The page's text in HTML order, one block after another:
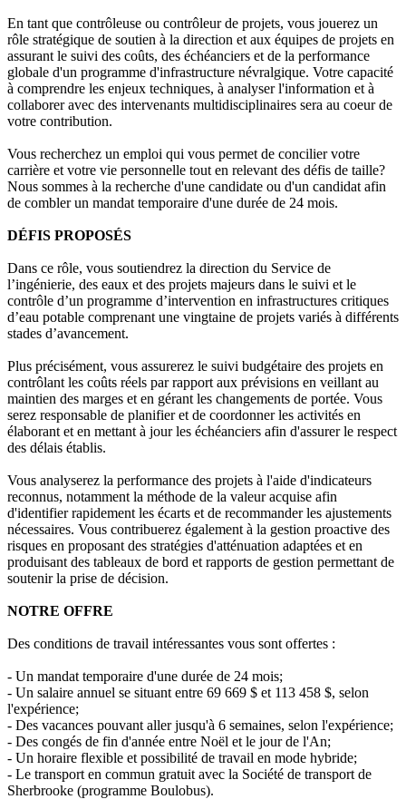
En tant que contrôleuse ou contrôleur de projets, vous jouerez un
rôle stratégique de soutien à la direction et aux équipes de projets en
assurant le suivi des coûts, des échéanciers et de la performance
globale d'un programme d'infrastructure névralgique. Votre capacité
à comprendre les enjeux techniques, à analyser l'information et à
collaborer avec des intervenants multidisciplinaires sera au coeur de
votre contribution.
Vous recherchez un emploi qui vous permet de concilier votre
carrière et votre vie personnelle tout en relevant des défis de taille?
Nous sommes à la recherche d'une candidate ou d'un candidat afin
de combler un mandat temporaire d'une durée de 24 mois.
DÉFIS PROPOSÉS
Dans ce rôle, vous soutiendrez la direction du Service de
l’ingénierie, des eaux et des projets majeurs dans le suivi et le
contrôle d’un programme d’intervention en infrastructures critiques
d’eau potable comprenant une vingtaine de projets variés à différents
stades d’avancement.
Plus précisément, vous assurerez le suivi budgétaire des projets en
contrôlant les coûts réels par rapport aux prévisions en veillant au
maintien des marges et en gérant les changements de portée. Vous
serez responsable de planifier et de coordonner les activités en
élaborant et en mettant à jour les échéanciers afin d'assurer le respect
des délais établis.
Vous analyserez la performance des projets à l'aide d'indicateurs
reconnus, notamment la méthode de la valeur acquise afin
d'identifier rapidement les écarts et de recommander les ajustements
nécessaires. Vous contribuerez également à la gestion proactive des
risques en proposant des stratégies d'atténuation adaptées et en
produisant des tableaux de bord et rapports de gestion permettant de
soutenir la prise de décision.
NOTRE OFFRE
Des conditions de travail intéressantes vous sont offertes :
- Un mandat temporaire d'une durée de 24 mois;
- Un salaire annuel se situant entre 69 669 $ et 113 458 $, selon
l'expérience;
- Des vacances pouvant aller jusqu'à 6 semaines, selon l'expérience;
- Des congés de fin d'année entre Noël et le jour de l'An;
- Un horaire flexible et possibilité de travail en mode hybride;
- Le transport en commun gratuit avec la Société de transport de
Sherbrooke (programme Boulobus).